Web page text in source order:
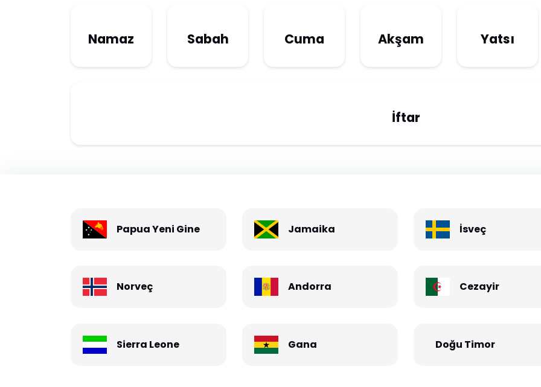
Namaz Sabah Cuma Akşam Yatsı
İftar
Papua Yeni Gine Jamaika İsveç
Norveç Andorra Cezayir
Sierra Leone Gana Doğu Timor